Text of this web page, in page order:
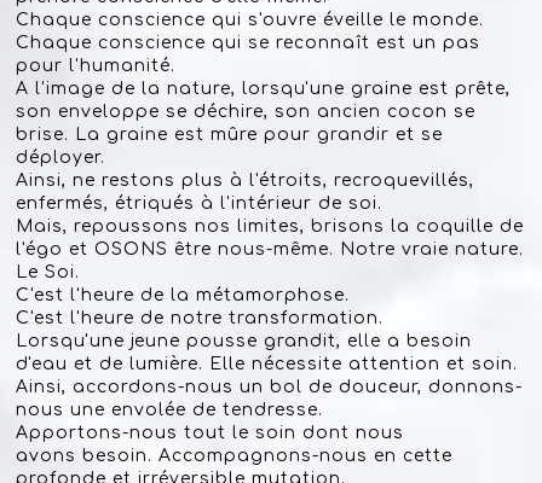
Chaque conscience qui s'ouvre éveille le monde.
Chaque conscience qui se reconnaît est un pas
pour l'humanité.
A l'image de la nature, lorsqu'une graine est prête,
son enveloppe se déchire, son ancien cocon se
brise. La graine est mûre pour grandir et se
déployer.
Ainsi, ne restons plus à l'étroits, recroquevillés,
enfermés, étriqués à l'intérieur de soi.
Mais, repoussons nos limites, brisons la coquille de
l'égo et OSONS être nous-même. Notre vraie nature.
Le Soi.
C'est l'heure de la métamorphose.
C'est l'heure de notre transformation.
Lorsqu'une jeune pousse grandit, elle a besoin
d'eau et de lumière. Elle nécessite attention et soin.
Ainsi, accordons-nous un bol de douceur, donnons-
nous une envolée de tendresse.
Apportons-nous tout le soin dont nous
avons besoin. Accompagnons-nous en cette
profonde et irréversible mutation.